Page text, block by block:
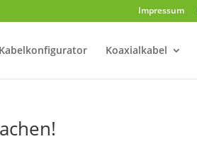
Impressum
Kabelkonfigurator Koaxialkabel